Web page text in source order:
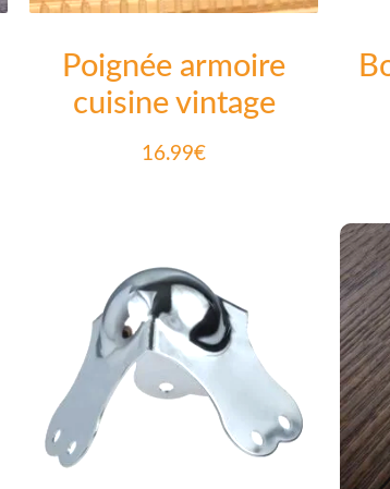
Poignée armoire
cuisine vintage
16.99€